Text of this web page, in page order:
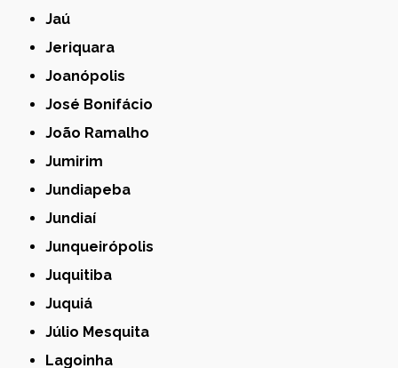
Jaú
Jeriquara
Joanópolis
José Bonifácio
João Ramalho
Jumirim
Jundiapeba
Jundiaí
Junqueirópolis
Juquitiba
Juquiá
Júlio Mesquita
Lagoinha